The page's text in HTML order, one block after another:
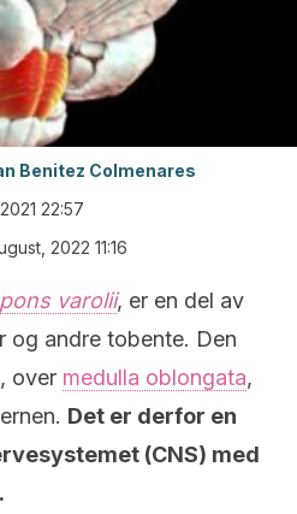
Benitez Colmenares
22:57
2022 11:16
pons varolii, er en del av
og andre tobente. Den
over medulla oblongata,
Det er derfor en
(CNS) med